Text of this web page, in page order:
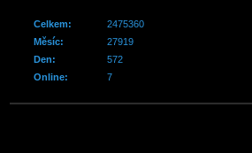
Online: 7
Celkem:
2475360
Měsíc:
27919
Den:
572